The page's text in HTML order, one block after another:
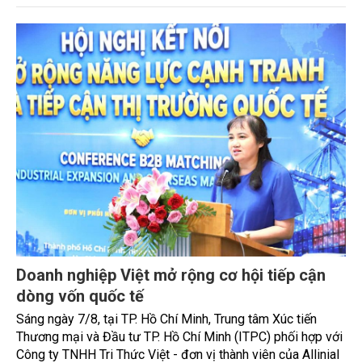
Wellness tại Việt Nam, thay vì chỉ tập trung kinh doanh các
sản phẩm chăm sóc sức khỏe riêng lẻ.
Doanh nghiệp Việt mở rộng cơ hội tiếp cận
dòng vốn quốc tế
Sáng ngày 7/8, tại TP. Hồ Chí Minh, Trung tâm Xúc tiến
Thương mại và Đầu tư TP. Hồ Chí Minh (ITPC) phối hợp với
Công ty TNHH Tri Thức Việt - đơn vị thành viên của Allinial